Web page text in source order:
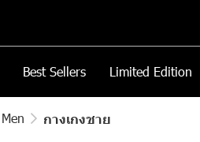
Best Sellers Limited Edition
Men กางเกงชาย